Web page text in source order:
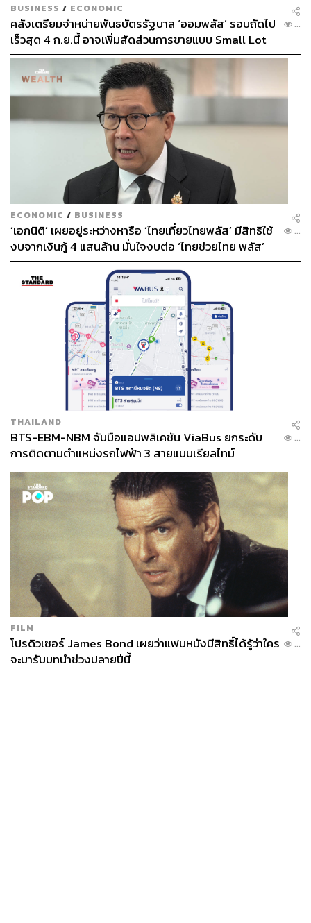
BUSINESS / ECONOMIC
คลังเตรียมจำหน่ายพันธบัตรรัฐบาล ‘ออมพลัส’ รอบถัดไป
เร็วสุด 4 ก.ย.นี้ อาจเพิ่มสัดส่วนการขายแบบ Small Lot
First มากขึ้น
...
ECONOMIC / BUSINESS
‘เอกนิติ’ เผยอยู่ระหว่างหารือ ‘ไทยเที่ยวไทยพลัส’ มีสิทธิใช้
งบจากเงินกู้ 4 แสนล้าน มั่นใจงบต่อ ‘ไทยช่วยไทย พลัส’
เฟส 2 มีเพียงพอ
...
THAILAND
BTS-EBM-NBM จับมือแอปพลิเคชัน ViaBus ยกระดับ
การติดตามตำแหน่งรถไฟฟ้า 3 สายแบบเรียลไทม์
...
FILM
โปรดิวเซอร์ James Bond เผยว่าแฟนหนังมีสิทธิ์ได้รู้ว่าใคร
จะมารับบทนำช่วงปลายปีนี้
...